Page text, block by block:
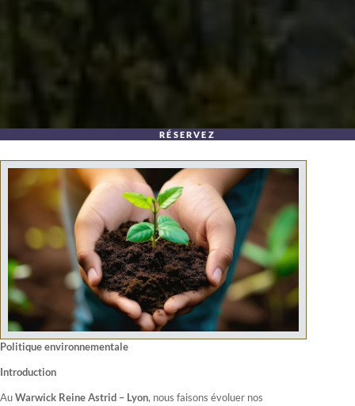
RÉSERVEZ
Politique environnementale
Introduction
AuWarwick Reine Astrid – Lyon, nous faisons évoluer nos